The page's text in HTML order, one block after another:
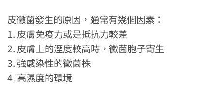
皮黴菌發生的原因，通常有幾個因素：
1. 皮膚免疫力或是抵抗力較差
2. 皮膚上的溼度較高時，黴菌胞子寄生
3. 強感染性的黴菌株
4. 高濕度的環境